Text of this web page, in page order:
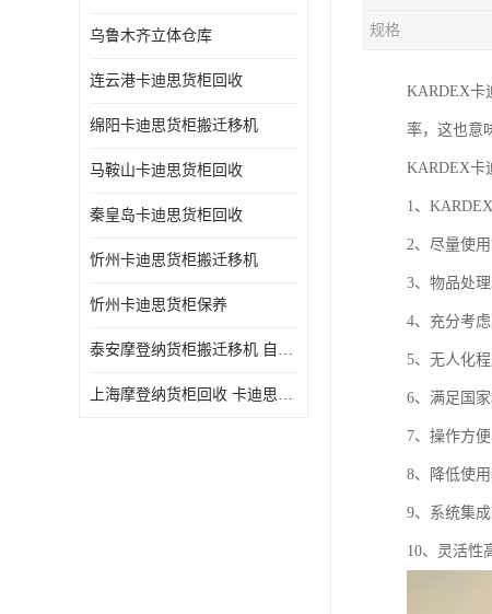
乌鲁木齐立体仓库
连云港卡迪思货柜回收
绵阳卡迪思货柜搬迁移机
马鞍山卡迪思货柜回收
秦皇岛卡迪思货柜回收
忻州卡迪思货柜搬迁移机
忻州卡迪思货柜保养
泰安摩登纳货柜搬迁移机 自动立体仓储货柜回收
上海摩登纳货柜回收 卡迪思货柜回收
规格
KARDEX卡
率，这也意
KARDEX卡
1、
2、尽量使
3、物品处
4、充分考
5、无人化
6、满足国
7、操作方
8、降低使用
9、系统集
10、灵活性